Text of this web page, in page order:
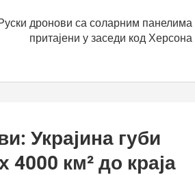
дронови са соларним панелима
притајени у заседи код Херсона
Украјина губи
4000 км² до краја